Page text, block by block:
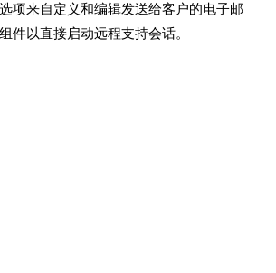
项来自定义和编辑发送给客户的电子邮
件以直接启动远程支持会话。